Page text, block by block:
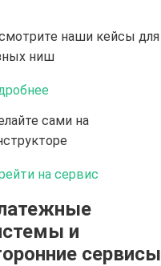
наши кейсыдля
ниш
сами на
на сервис
и
сервисы